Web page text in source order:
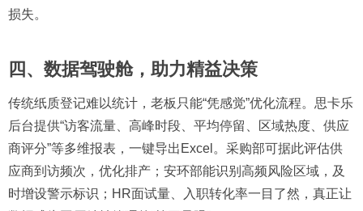
损失。
四、数据驾驶舱，助力精益决策
传统纸质登记难以统计，老板只能“凭感觉”优化流程。思卡乐
后台提供“访客流量、高峰时段、平均停留、区域热度、供应
商评分”等多维报表，一键导出Excel。采购部可据此评估供
应商到访频次，优化排产；安环部能识别高频风险区域，及
时增设警示标识；HR面试量、入职转化率一目了然，真正让